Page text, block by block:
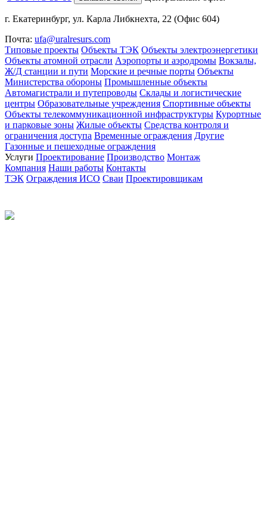
г. Екатеринбург, ул. Карла Либкнехта, 22 (Офис 604)
Почта: ufa@uralresurs.com
Типовые проекты Объекты ТЭК Объекты электроэнергетики
Объекты атомной отрасли Аэропорты и аэродромы Вокзалы,
Ж/Д станции и пути Морские и речные порты Объекты
Министерства обороны Промышленные объекты
Автомагистрали и путепроводы Склады и логистические
центры Образовательные учреждения Спортивные объекты
Объекты телекоммуникационной инфраструктуры Курортные
и парковые зоны Жилые объекты Средства контроля и
ограничения доступа Временные ограждения Другие
Газонные и пешеходные ограждения
Услуги Проектирование Производство Монтаж
Компания Наши работы Контакты
ТЭК Ограждения ИСО Сваи Проектировщикам